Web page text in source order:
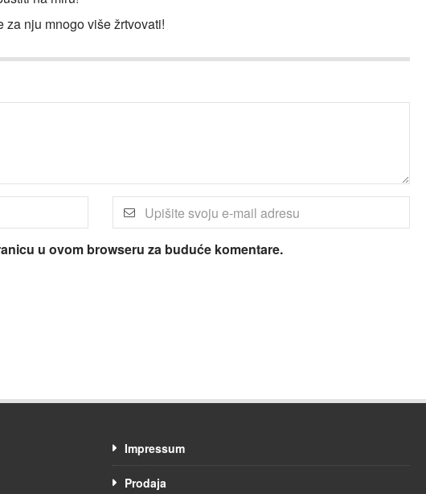
za nju mnogo više žrtvovati!
u ovom browseru za buduće komentare.
Impressum
Prodaja